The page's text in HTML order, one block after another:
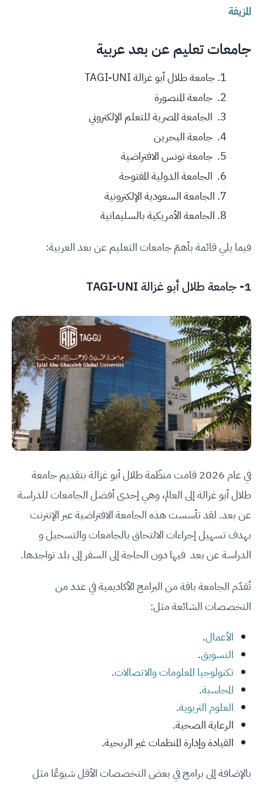
المزيفة
جامعات تعليم عن بعد عربية
جامعة طلال أبو غزالة TAGI-UNI
جامعة المنصورة
الجامعة المصرية للتعلم الإلكتروني
جامعة البحرين
جامعة تونس الافتراضية
الجامعة الدولية المفتوحة
الجامعة السعودية الإلكترونية
الجامعة الأمريكية بالسليمانية
فيما يلي قائمة بأهمّ جامعات التعليم عن بعد العربية:
1- جامعة طلال أبو غزالة TAGI-UNI
في عام 2026 قامت منظّمة طلال أبو غزالة بتقديم جامعة
طلال أبو غزالة إلى العالم، وهي إحدى أفضل الجامعات للدراسة
عن بعد. لقد تأسست هذه الجامعة الافتراضية عبر الإنترنت
بهدف تسهيل إجراءات الالتحاق بالجامعات والتسجيل و
الدراسة عن بعد فيها دون الحاجة إلى السفر إلى بلد تواجدها.
تُقدّم الجامعة باقة من البرامج الأكاديمية في عدد من
التخصصات الشائعة مثل:
الأعمال.
التسويق.
تكنولوجيا المعلومات والاتصالات.
المحاسبة.
العلوم التربوية.
الرعاية الصحية.
القيادة وإدارة المنظمات غير الربحية.
بالإضافة إلى برامج في بعض التخصصات الأقل شيوعًا مثل